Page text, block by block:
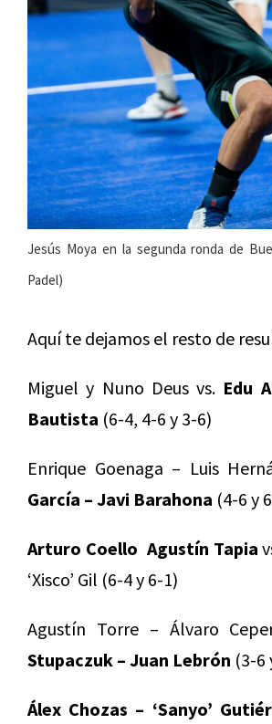
Jesús Moya en la segunda ronda de
Padel)
Aquí te dejamos el resto de
Miguel y Nuno Deus vs. Edu
Bautista (6-4, 4-6 y 3-6)
Enrique Goenaga – Luis
García – Javi Barahona (4-6 y
Arturo Coello Agustín Tapia
‘Xisco’ Gil (6-4 y 6-1)
Agustín Torre – Álvaro
Stupaczuk – Juan Lebrón (3-6
Álex Chozas – ‘Sanyo’